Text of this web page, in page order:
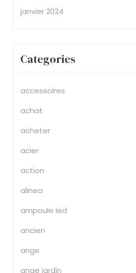
janvier 2024
Categories
accessoires
achat
acheter
acier
action
alinea
ampoule led
ancien
ange
ange jardin